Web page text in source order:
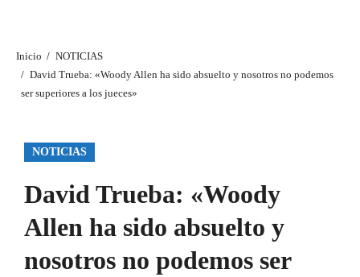
Inicio
NOTICIAS
David Trueba: «Woody Allen ha sido absuelto y nosotros no podemos
ser superiores a los jueces»
NOTICIAS
David Trueba: «Woody
Allen ha sido absuelto y
nosotros no podemos ser